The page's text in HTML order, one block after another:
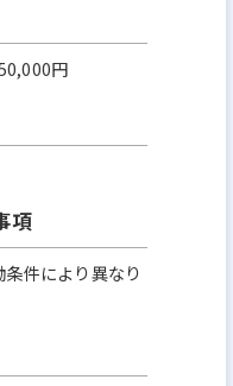
円
項
件により異なり